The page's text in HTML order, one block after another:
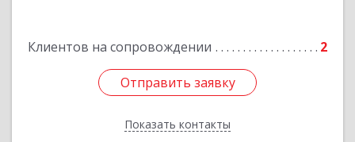
Клиентов на сопровождении 2
Отправить заявку
Показать контакты
Отправить заявку
Назад